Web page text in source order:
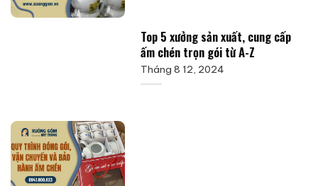
Top 5 xưởng sản xuất, cung cấp
ấm chén trọn gói từ A-Z
Tháng 8 12, 2024